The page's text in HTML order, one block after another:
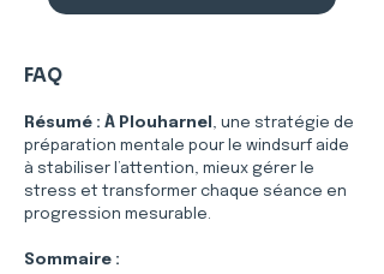
FAQ
Résumé : À Plouharnel , une stratégie de
préparation mentale pour le windsurf aide
à stabiliser l’attention, mieux gérer le
stress et transformer chaque séance en
progression mesurable.
Sommaire :